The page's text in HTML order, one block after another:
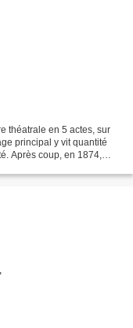
théatrale en 5 actes, sur
principal y vit quantité
Après coup, en 1874,